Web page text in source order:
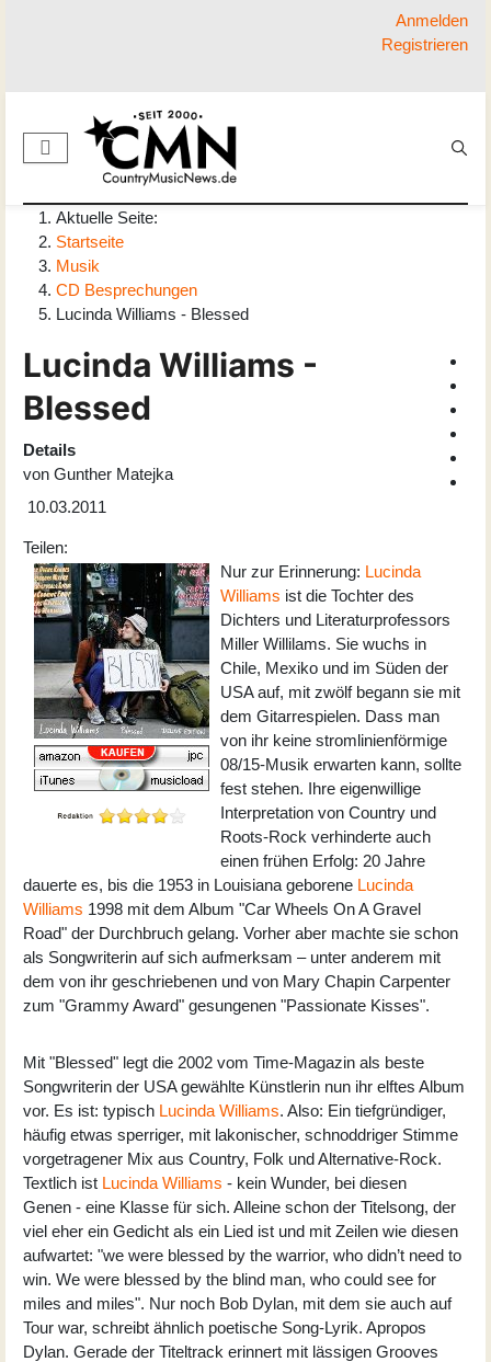
Anmelden
Registrieren
Aktuelle Seite:
Startseite
Musik
CD Besprechungen
Lucinda Williams - Blessed
Lucinda Williams -
Blessed
Details
von Gunther Matejka
10.03.2011
Teilen:
Nur zur Erinnerung: Lucinda
Williams ist die Tochter des
Dichters und Literaturprofessors
Miller Willilams. Sie wuchs in
Chile, Mexiko und im Süden der
USA auf, mit zwölf begann sie mit
dem Gitarrespielen. Dass man
von ihr keine stromlinienförmige
08/15-Musik erwarten kann, sollte
fest stehen. Ihre eigenwillige
Interpretation von Country und
Roots-Rock verhinderte auch
einen frühen Erfolg: 20 Jahre
dauerte es, bis die 1953 in Louisiana geborene Lucinda
Williams 1998 mit dem Album "Car Wheels On A Gravel
Road" der Durchbruch gelang. Vorher aber machte sie schon
als Songwriterin auf sich aufmerksam – unter anderem mit
dem von ihr geschriebenen und von Mary Chapin Carpenter
zum "Grammy Award" gesungenen "Passionate Kisses".
Mit "Blessed" legt die 2002 vom Time-Magazin als beste
Songwriterin der USA gewählte Künstlerin nun ihr elftes Album
vor. Es ist: typisch Lucinda Williams. Also: Ein tiefgründiger,
häufig etwas sperriger, mit lakonischer, schnoddriger Stimme
vorgetragener Mix aus Country, Folk und Alternative-Rock.
Textlich ist Lucinda Williams - kein Wunder, bei diesen
Genen - eine Klasse für sich. Alleine schon der Titelsong, der
viel eher ein Gedicht als ein Lied ist und mit Zeilen wie diesen
aufwartet: "we were blessed by the warrior, who didn’t need to
win. We were blessed by the blind man, who could see for
miles and miles". Nur noch Bob Dylan, mit dem sie auch auf
Tour war, schreibt ähnlich poetische Song-Lyrik. Apropos
Dylan. Gerade der Titeltrack erinnert mit lässigen Grooves